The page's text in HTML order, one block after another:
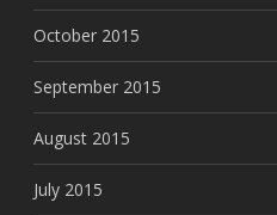
October 2015
September 2015
August 2015
July 2015